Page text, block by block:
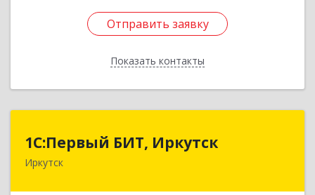
Отправить заявку
Показать контакты
Отправить заявку
Назад
1С:Первый БИТ, Иркутск
Иркутск
1С:Первый БИТ, Иркутск
664007, Иркутская обл, Иркутск г, Декабрьских